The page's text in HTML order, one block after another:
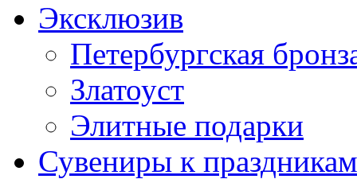
Эксклюзив
Петербургская
Златоуст
Элитные подарки
Сувениры к праздникам